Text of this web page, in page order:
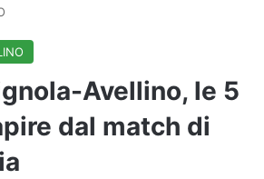
Avellino, le 5
dal match di